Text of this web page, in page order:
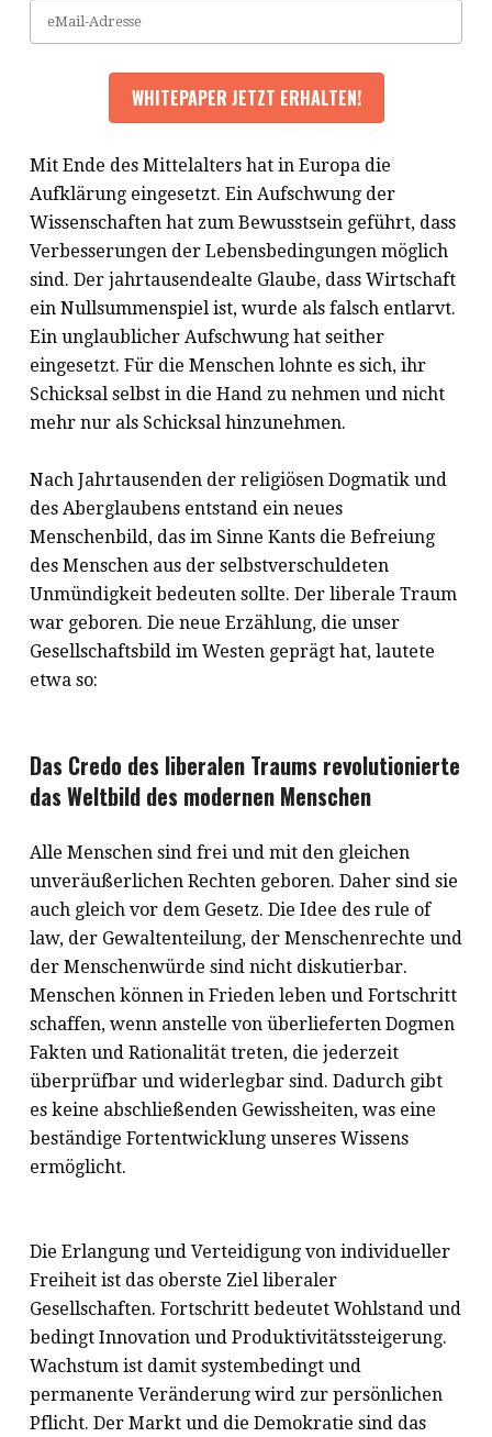
Mit Ende des Mittelalters hat in Europa die
Aufklärung eingesetzt. Ein Aufschwung der
Wissenschaften hat zum Bewusstsein geführt, dass
Verbesserungen der Lebensbedingungen möglich
sind. Der jahrtausendealte Glaube, dass Wirtschaft
ein Nullsummenspiel ist, wurde als falsch entlarvt.
Ein unglaublicher Aufschwung hat seither
eingesetzt. Für die Menschen lohnte es sich, ihr
Schicksal selbst in die Hand zu nehmen und nicht
mehr nur als Schicksal hinzunehmen.
Nach Jahrtausenden der religiösen Dogmatik und
des Aberglaubens entstand ein neues
Menschenbild, das im Sinne Kants die Befreiung
des Menschen aus der selbstverschuldeten
Unmündigkeit bedeuten sollte. Der liberale Traum
war geboren. Die neue Erzählung, die unser
Gesellschaftsbild im Westen geprägt hat, lautete
etwa so:
Das Credo des liberalen Traums revolutionierte
das Weltbild des modernen Menschen
Alle Menschen sind frei und mit den gleichen
unveräußerlichen Rechten geboren. Daher sind sie
auch gleich vor dem Gesetz. Die Idee des rule of
law, der Gewaltenteilung, der Menschenrechte und
der Menschenwürde sind nicht diskutierbar.
Menschen können in Frieden leben und Fortschritt
schaffen, wenn anstelle von überlieferten Dogmen
Fakten und Rationalität treten, die jederzeit
überprüfbar und widerlegbar sind. Dadurch gibt
es keine abschließenden Gewissheiten, was eine
beständige Fortentwicklung unseres Wissens
ermöglicht.
Die Erlangung und Verteidigung von individueller
Freiheit ist das oberste Ziel liberaler
Gesellschaften. Fortschritt bedeutet Wohlstand und
bedingt Innovation und Produktivitätssteigerung.
Wachstum ist damit systembedingt und
permanente Veränderung wird zur persönlichen
Pflicht. Der Markt und die Demokratie sind das